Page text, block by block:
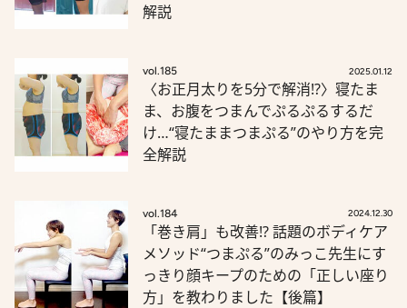
解説
vol.185 2025.01.12
〈お正月太りを5分で解消!?〉寝たま
ま、お腹をつまんでぷるぷるするだ
け…“寝たままつまぷる”のやり方を完
全解説
vol.184 2024.12.30
「巻き肩」も改善!? 話題のボディケア
メソッド“つまぷる”のみっこ先生にす
っきり顔キープのための「正しい座り
方」を教わりました【後篇】